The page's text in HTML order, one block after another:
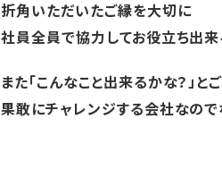
折角いただいたご縁を大切に
社員全員で協力してお役立ち出
また「こんなこと出来るかな？」
果敢にチャレンジする会社なの